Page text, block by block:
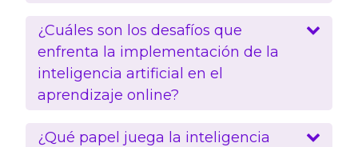
¿Cuáles son los desafíos que
enfrenta la implementación de la
inteligencia artificial en el
aprendizaje online?
¿Qué papel juega la inteligencia